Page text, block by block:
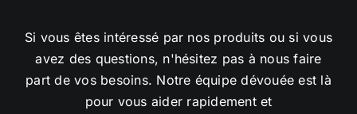
Si vous êtes intéressé par nos produits ou si vous
avez des questions, n'hésitez pas à nous faire
part de vos besoins. Notre équipe dévouée est là
pour vous aider rapidement et